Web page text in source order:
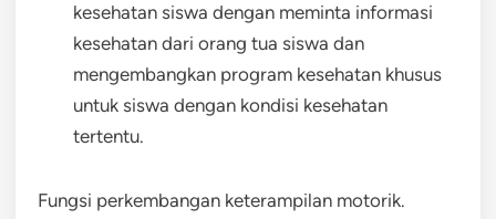
kesehatan siswa dengan meminta informasi
kesehatan dari orang tua siswa dan
mengembangkan program kesehatan khusus
untuk siswa dengan kondisi kesehatan
tertentu.
Fungsi perkembangan keterampilan motorik.